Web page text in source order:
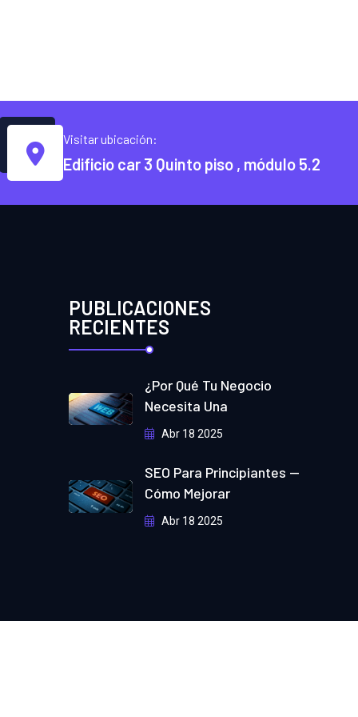
Visitar ubicación:
Edificio car 3 Quinto piso , módulo 5.2
PUBLICACIONES
RECIENTES
¿Por Qué Tu Negocio
Necesita Una
Abr 18 2025
SEO Para Principiantes —
Cómo Mejorar
Abr 18 2025